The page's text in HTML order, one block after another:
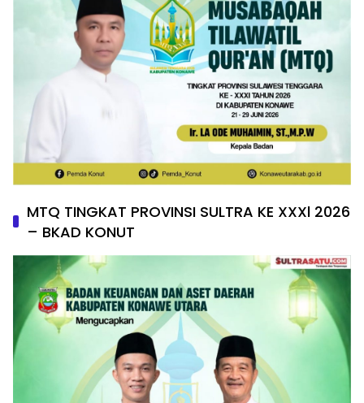
MTQ TINGKAT PROVINSI SULTRA KE XXXl 2026
– BKAD KONUT